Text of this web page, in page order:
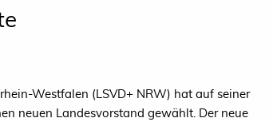
Westfalen (LSVD+ NRW) hat auf seiner
neuen Landesvorstand gewählt. Der neue